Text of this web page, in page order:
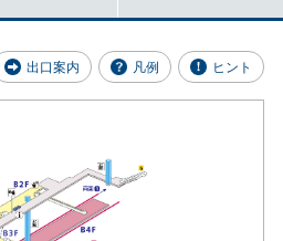
出口案内 凡例 ヒント